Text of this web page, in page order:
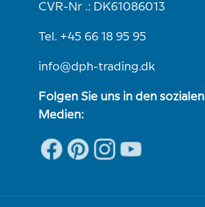
CVR-Nr .: DK61086013
Tel. +45 66 18 95 95
info@dph-trading.dk
Folgen Sie uns in den sozialen
Medien: